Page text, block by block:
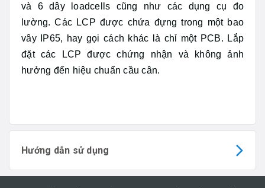
và 6 dây loadcells cũng như các dụng cụ đo
lường. Các LCP được chứa đựng trong một bao
vây IP65, hay gọi cách khác là chỉ một PCB. Lắp
đặt các LCP được chứng nhận và không ảnh
hưởng đến hiệu chuẩn cầu cân.
Hướng dẫn sử dụng